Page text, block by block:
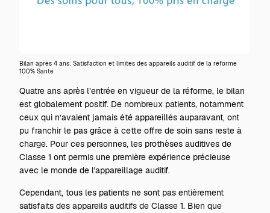
Bilan après 4 ans: Satisfaction et limites des appareils auditif de la réforme
100% Santé
Quatre ans après l’entrée en vigueur de la réforme, le bilan
est globalement positif. De nombreux patients, notamment
ceux qui n’avaient jamais été appareillés auparavant, ont
pu franchir le pas grâce à cette offre de soin sans reste à
charge. Pour ces personnes, les prothèses auditives de
Classe 1 ont permis une première expérience précieuse
avec le monde de l'appareillage auditif.
Cependant, tous les patients ne sont pas entièrement
satisfaits des appareils auditifs de Classe 1. Bien que